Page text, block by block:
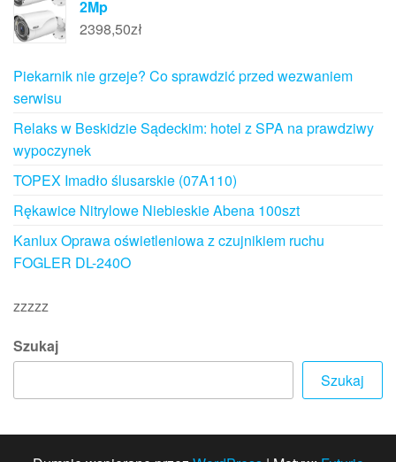
2Mp
2398,50zł
Piekarnik nie grzeje? Co sprawdzić przed wezwaniem
serwisu
Relaks w Beskidzie Sądeckim: hotel z SPA na prawdziwy
wypoczynek
TOPEX Imadło ślusarskie (07A110)
Rękawice Nitrylowe Niebieskie Abena 100szt
Kanlux Oprawa oświetleniowa z czujnikiem ruchu
FOGLER DL-240O
zzzzz
Szukaj
Szukaj